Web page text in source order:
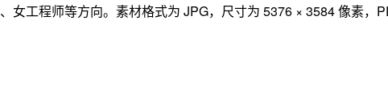
工程师等方向。素材格式为 JPG，尺寸为 5376 × 3584 像素，